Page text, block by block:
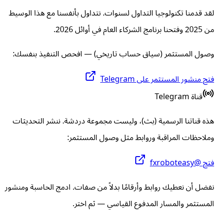
لقد قدمنا تكنولوجيا التداول لسنوات. نتداول بأنفسنا مع هذا الوسيط
من 2025 وفتحنا برنامج الشركاء العام في أوائل 2026.
وصول المستثمر (سياق حساب تاريخي) — افحص التنفيذ بنفسك:
فتح منشور المستثمر على Telegram
قناة Telegram
هذه قناتنا الرسمية (بث)، وليست مجموعة دردشة. ننشر التحديثات
وملاحظات المراقبة وروابط مثل وصول المستثمر:
فتح @fxroboteasy
نفضل أن نعطيك روابط وأرقامًا بدلاً من صفات. ادمج الحاسبة ومنشور
المستثمر والمسار المدفوع القياسي — ثم اختر.